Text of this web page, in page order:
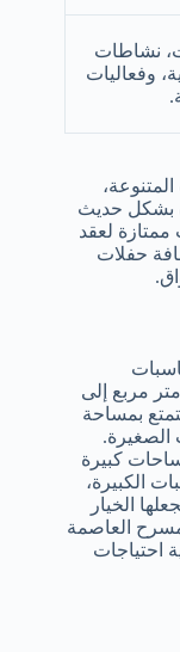
نشاطات
وفعاليات
بشكل حديث
لعقد
حفلات
للمناسبات
والاجتماعات، حيث تتراوح المساحات من 60.2 متر مربع إلى
بمساحة
الصغيرة.
توفر مساحات كبيرة
الكبيرة،
مما يجعلها الخيار
العاصمة
احتياجات